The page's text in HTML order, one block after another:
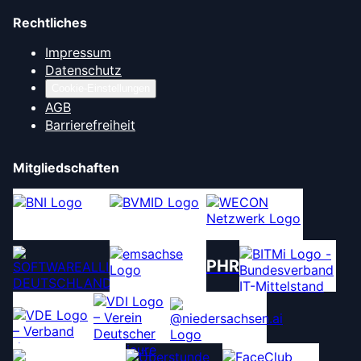
Rechtliches
Impressum
Datenschutz
AGB
Barrierefreiheit
Mitgliedschaften
PHR